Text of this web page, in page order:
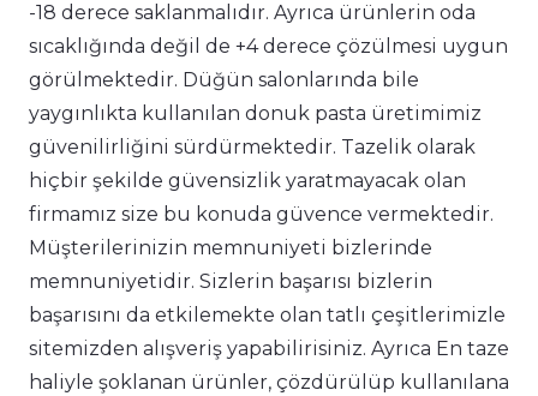
-18 derece saklanmalıdır. Ayrıca ürünlerin oda
sıcaklığında değil de +4 derece çözülmesi uygun
görülmektedir. Düğün salonlarında bile
yaygınlıkta kullanılan donuk pasta üretimimiz
güvenilirliğini sürdürmektedir. Tazelik olarak
hiçbir şekilde güvensizlik yaratmayacak olan
firmamız size bu konuda güvence vermektedir.
Müşterilerinizin memnuniyeti bizlerinde
memnuniyetidir. Sizlerin başarısı bizlerin
başarısını da etkilemekte olan tatlı çeşitlerimizle
sitemizden alışveriş yapabilirisiniz. Ayrıca En taze
haliyle şoklanan ürünler, çözdürülüp kullanılana